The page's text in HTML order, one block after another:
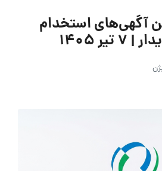
آگهی‌های استخدام
۱۴۰۵